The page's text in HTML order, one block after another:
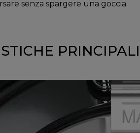
senza spargere una goccia.
PRINCIPALI